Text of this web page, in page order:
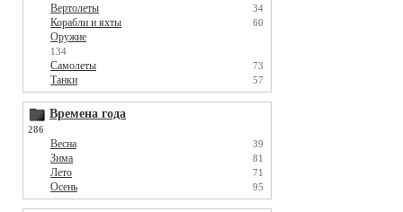
Вертолеты 34
Корабли и яхты 60
Оружие
134
Самолеты 73
Танки 57
Времена года
286
Весна 39
Зима 81
Лето 71
Осень 95